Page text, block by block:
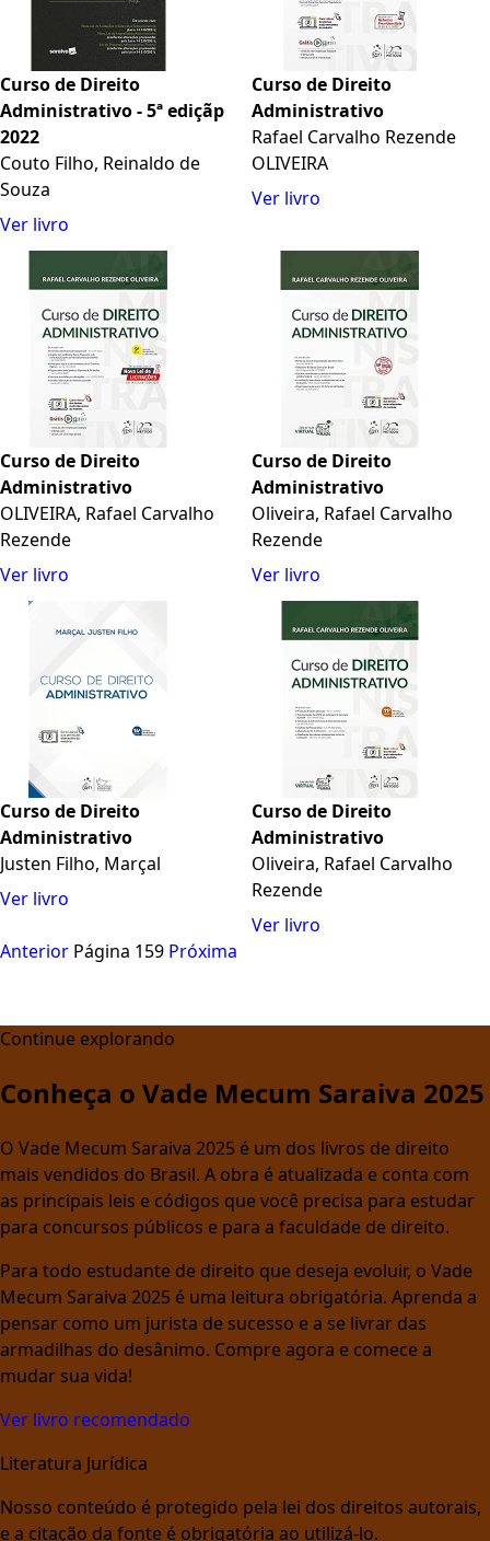
Curso de Direito
Administrativo - 5ª ediçãp
2022
Couto Filho, Reinaldo de
Souza
Ver livro
Curso de Direito
Administrativo
Rafael Carvalho Rezende
OLIVEIRA
Ver livro
Curso de Direito
Administrativo
OLIVEIRA, Rafael Carvalho
Rezende
Ver livro
Curso de Direito
Administrativo
Oliveira, Rafael Carvalho
Rezende
Ver livro
Curso de Direito
Administrativo
Justen Filho, Marçal
Ver livro
Curso de Direito
Administrativo
Oliveira, Rafael Carvalho
Rezende
Ver livro
Anterior Página 159 Próxima
Continue explorando
Conheça o Vade Mecum Saraiva 2025
O Vade Mecum Saraiva 2025 é um dos livros de direito
mais vendidos do Brasil. A obra é atualizada e conta com
as principais leis e códigos que você precisa para estudar
para concursos públicos e para a faculdade de direito.
Para todo estudante de direito que deseja evoluir, o Vade
Mecum Saraiva 2025 é uma leitura obrigatória. Aprenda a
pensar como um jurista de sucesso e a se livrar das
armadilhas do desânimo. Compre agora e comece a
mudar sua vida!
Ver livro recomendado
Literatura Jurídica
Nosso conteúdo é protegido pela lei dos direitos autorais,
e a citação da fonte é obrigatória ao utilizá-lo.